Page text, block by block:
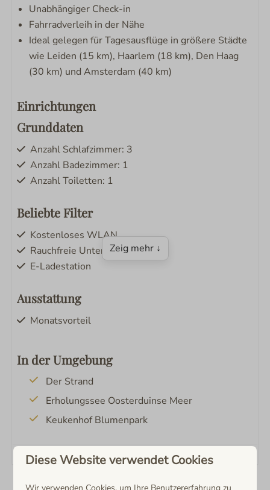
Unabhängiger Check-in
Fahrradverleih in der Nähe
Ideal gelegen für Tagesausflüge in größere Städte
wie Leiden (15 km), Haarlem (18 km), Den Haag
(30 km) und Amsterdam (40 km)
Einrichtungen
Grunddaten
Anzahl Schlafzimmer: 3
Anzahl Badezimmer: 1
Anzahl Toiletten: 1
Beliebte Filter
Kostenloses WLAN
Rauchfreie Unterkunft
E-Ladestation
Ausstattung
Monatsvorteil
Küche und Haushalt
Kaffeemaschine
Wasmachine
Bad
Zeig mehr ↓
In der Umgebung
Der Strand
Erholungssee Oosterduinse Meer
Keukenhof Blumenpark
Diese Website verwendet Cookies